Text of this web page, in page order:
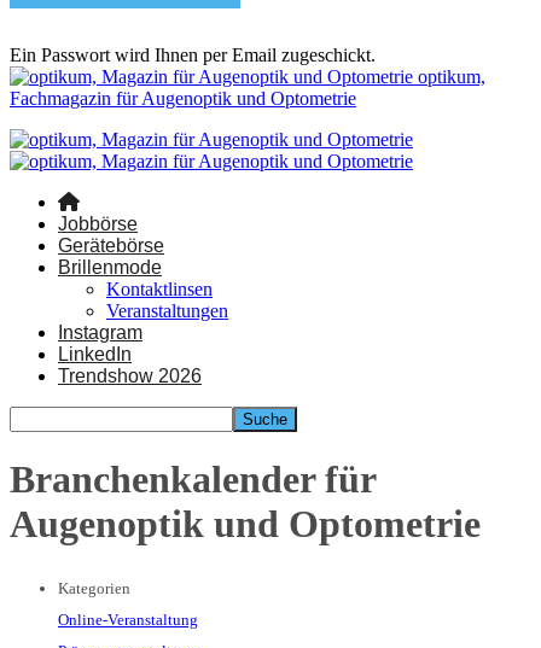
Ein Passwort wird Ihnen per Email zugeschickt.
optikum,
Fachmagazin für Augenoptik und Optometrie
Jobbörse
Gerätebörse
Brillenmode
Kontaktlinsen
Veranstaltungen
Instagram
LinkedIn
Trendshow 2026
Branchenkalender für
Augenoptik und Optometrie
Kategorien
Online-Veranstaltung